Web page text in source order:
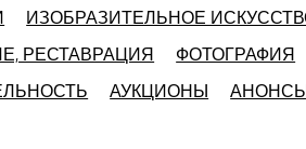
ИЗОБРАЗИТЕЛЬНОЕ
РЕСТАВРАЦИЯ ФОТОГРАФИЯ
АУКЦИОНЫ